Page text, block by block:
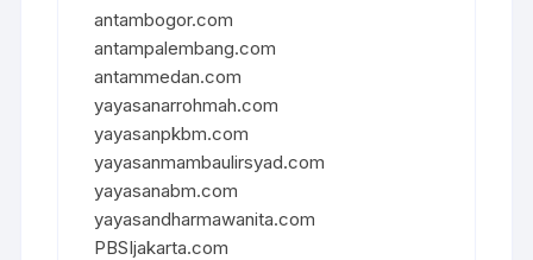
antambogor.com
antampalembang.com
antammedan.com
yayasanarrohmah.com
yayasanpkbm.com
yayasanmambaulirsyad.com
yayasanabm.com
yayasandharmawanita.com
PBSIjakarta.com